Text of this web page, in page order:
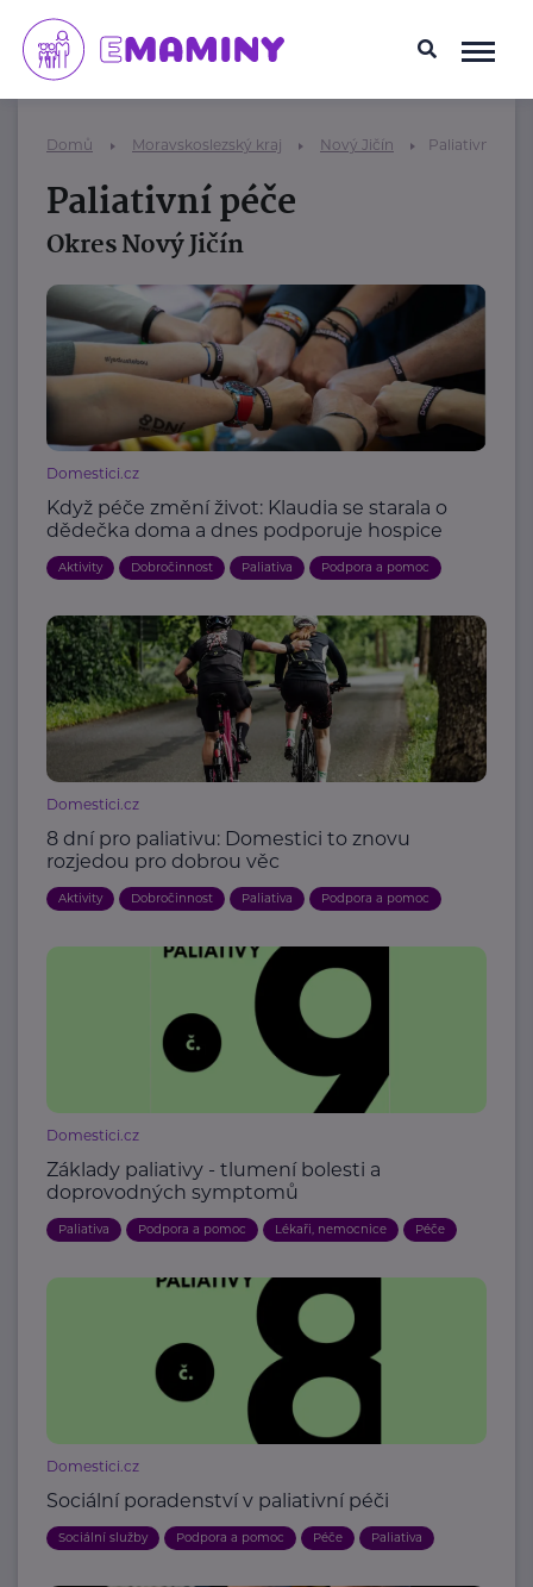
Domů Moravskoslezský kraj Nový Jičín Paliativní péče
Paliativní péče
Okres Nový Jičín
Domestici.cz
Když péče změní život: Klaudia se starala o
dědečka doma a dnes podporuje hospice
Aktivity Dobročinnost Paliativa Podpora a pomoc
Domestici.cz
8 dní pro paliativu: Domestici to znovu
rozjedou pro dobrou věc
Aktivity Dobročinnost Paliativa Podpora a pomoc
Domestici.cz
Základy paliativy - tlumení bolesti a
doprovodných symptomů
Paliativa Podpora a pomoc Lékaři, nemocnice Péče
Domestici.cz
Sociální poradenství v paliativní péči
Sociální služby Podpora a pomoc Péče Paliativa